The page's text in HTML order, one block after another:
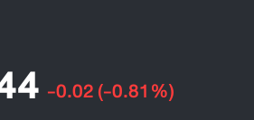
-0.02(-0.81%)